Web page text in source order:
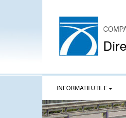
INFORMATII UTILE